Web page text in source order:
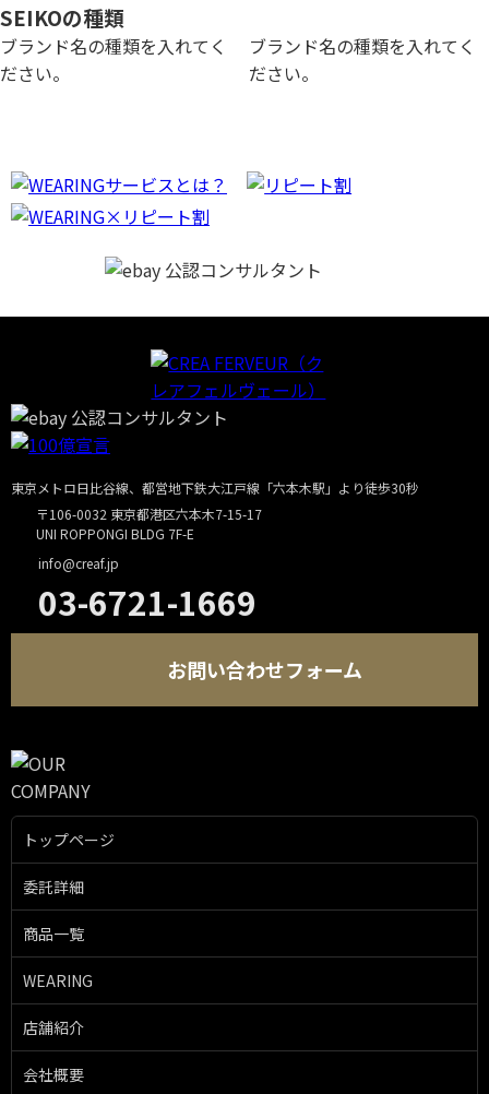
SEIKOの種類
ブランド名の種類を入れてく
ださい。
ブランド名の種類を入れてく
ださい。
東京メトロ日比谷線、都営地下鉄大江戸線「六本木駅」より徒歩30秒
〒106-0032 東京都港区六本木7-15-17
UNI ROPPONGI BLDG 7F-E
info@creaf.jp
03-6721-1669
お問い合わせフォーム
トップページ
委託詳細
商品一覧
WEARING
店舗紹介
会社概要